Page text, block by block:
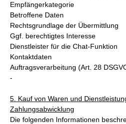
Empfängerkategorie
Betroffene Daten
Rechtsgrundlage der Übermittlung
Ggf. berechtigtes Interesse
Dienstleister für die Chat-Funktion
Kontaktdaten
Auftragsverarbeitung (Art. 28
-
5. Kauf von Waren und
Zahlungsabwicklung
Die folgenden Informationen